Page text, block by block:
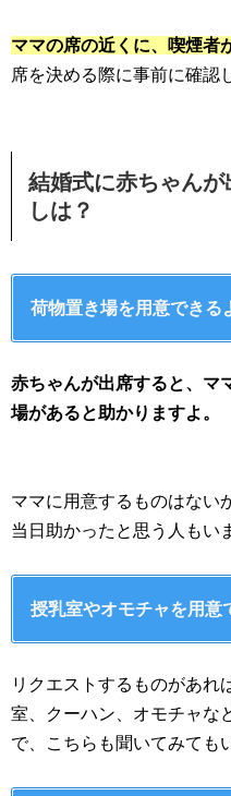
ママの席の近くに、喫煙者
席を決める際に事前に確認
結婚式に赤ちゃん
しは？
荷物置き場を用意できる
赤ちゃんが出席すると、マ
場があると助かりますよ。
ママに用意するものはない
当日助かったと思う人もい
授乳室やオモチャを用意
リクエストするものがあれ
室、クーハン、オモチャな
で、こちらも聞いてみても